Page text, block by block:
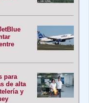
para
de alta
y